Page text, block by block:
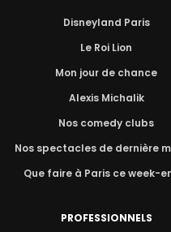
Disneyland Paris
Le Roi Lion
Mon jour de chance
Alexis Michalik
Nos comedy clubs
Nos spectacles de dernière
Que faire à Paris ce week-
PROFESSIONNELS